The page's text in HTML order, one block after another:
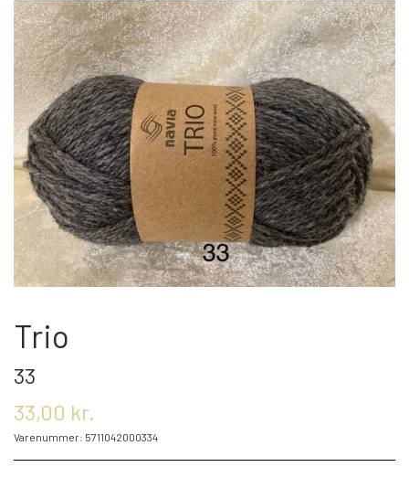
KUNDE LOGIN
OM OS
KONTAKT OS
MARKEDER
KATEGORIER
Trio
33
33,00 kr.
Varenummer: 5711042000334